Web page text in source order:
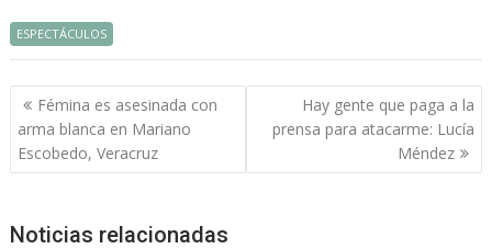
ESPECTÁCULOS
Navegación
de
entradas
Fémina es asesinada con
arma blanca en Mariano
Escobedo, Veracruz
Hay gente que paga a la
prensa para atacarme: Lucía
Méndez
Noticias relacionadas